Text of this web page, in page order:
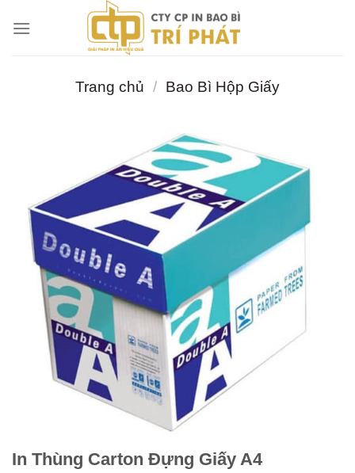
đến
Trang chủ / Bao Bì Hộp Giấy
In Thùng Carton Đựng Giấy A4